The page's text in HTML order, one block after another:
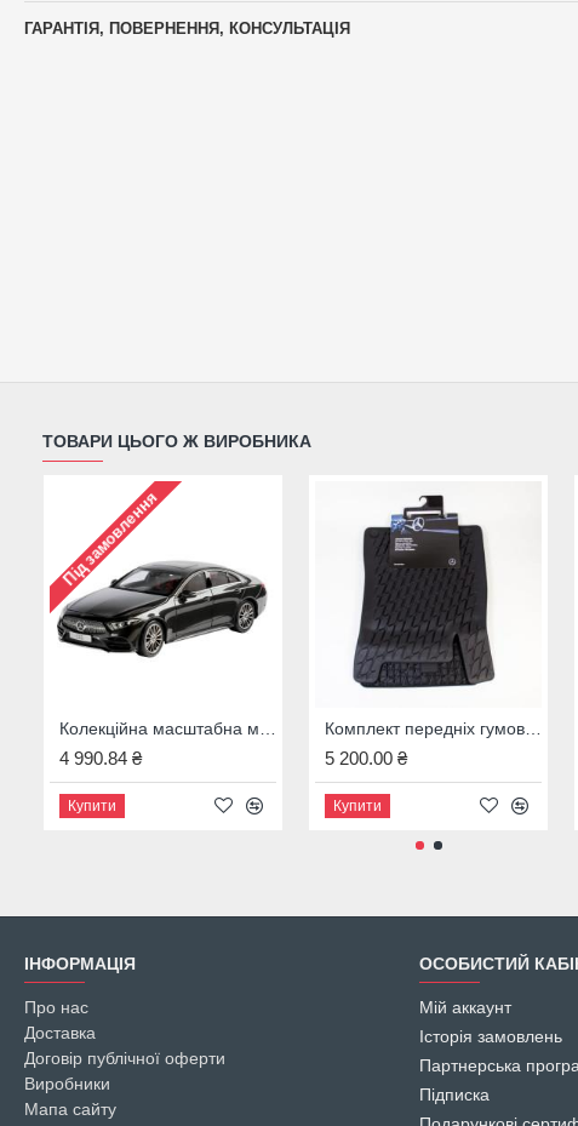
ГАРАНТІЯ, ПОВЕРНЕННЯ, КОНСУЛЬТАЦІЯ
ТОВАРИ ЦЬОГО Ж ВИРОБНИКА
Під замовлення
Колекційна масштабна модель Mercedes-Benz CLS Coup? AMG Line (C257), масштаб 1:18, сірий графіт, B66960546
4 990.84 ₴
Купити
Комплект передніх гумових ковриків MERCEDES-BENZ A-KLASSE W177 V177
5 200.00 ₴
Купити
ІНФОРМАЦІЯ
Про нас
Доставка
Договір публічної оферти
Виробники
Мапа сайту
ОСОБИСТИЙ
Мій аккаунт
Історія замовлень
Партнерська
Підписка